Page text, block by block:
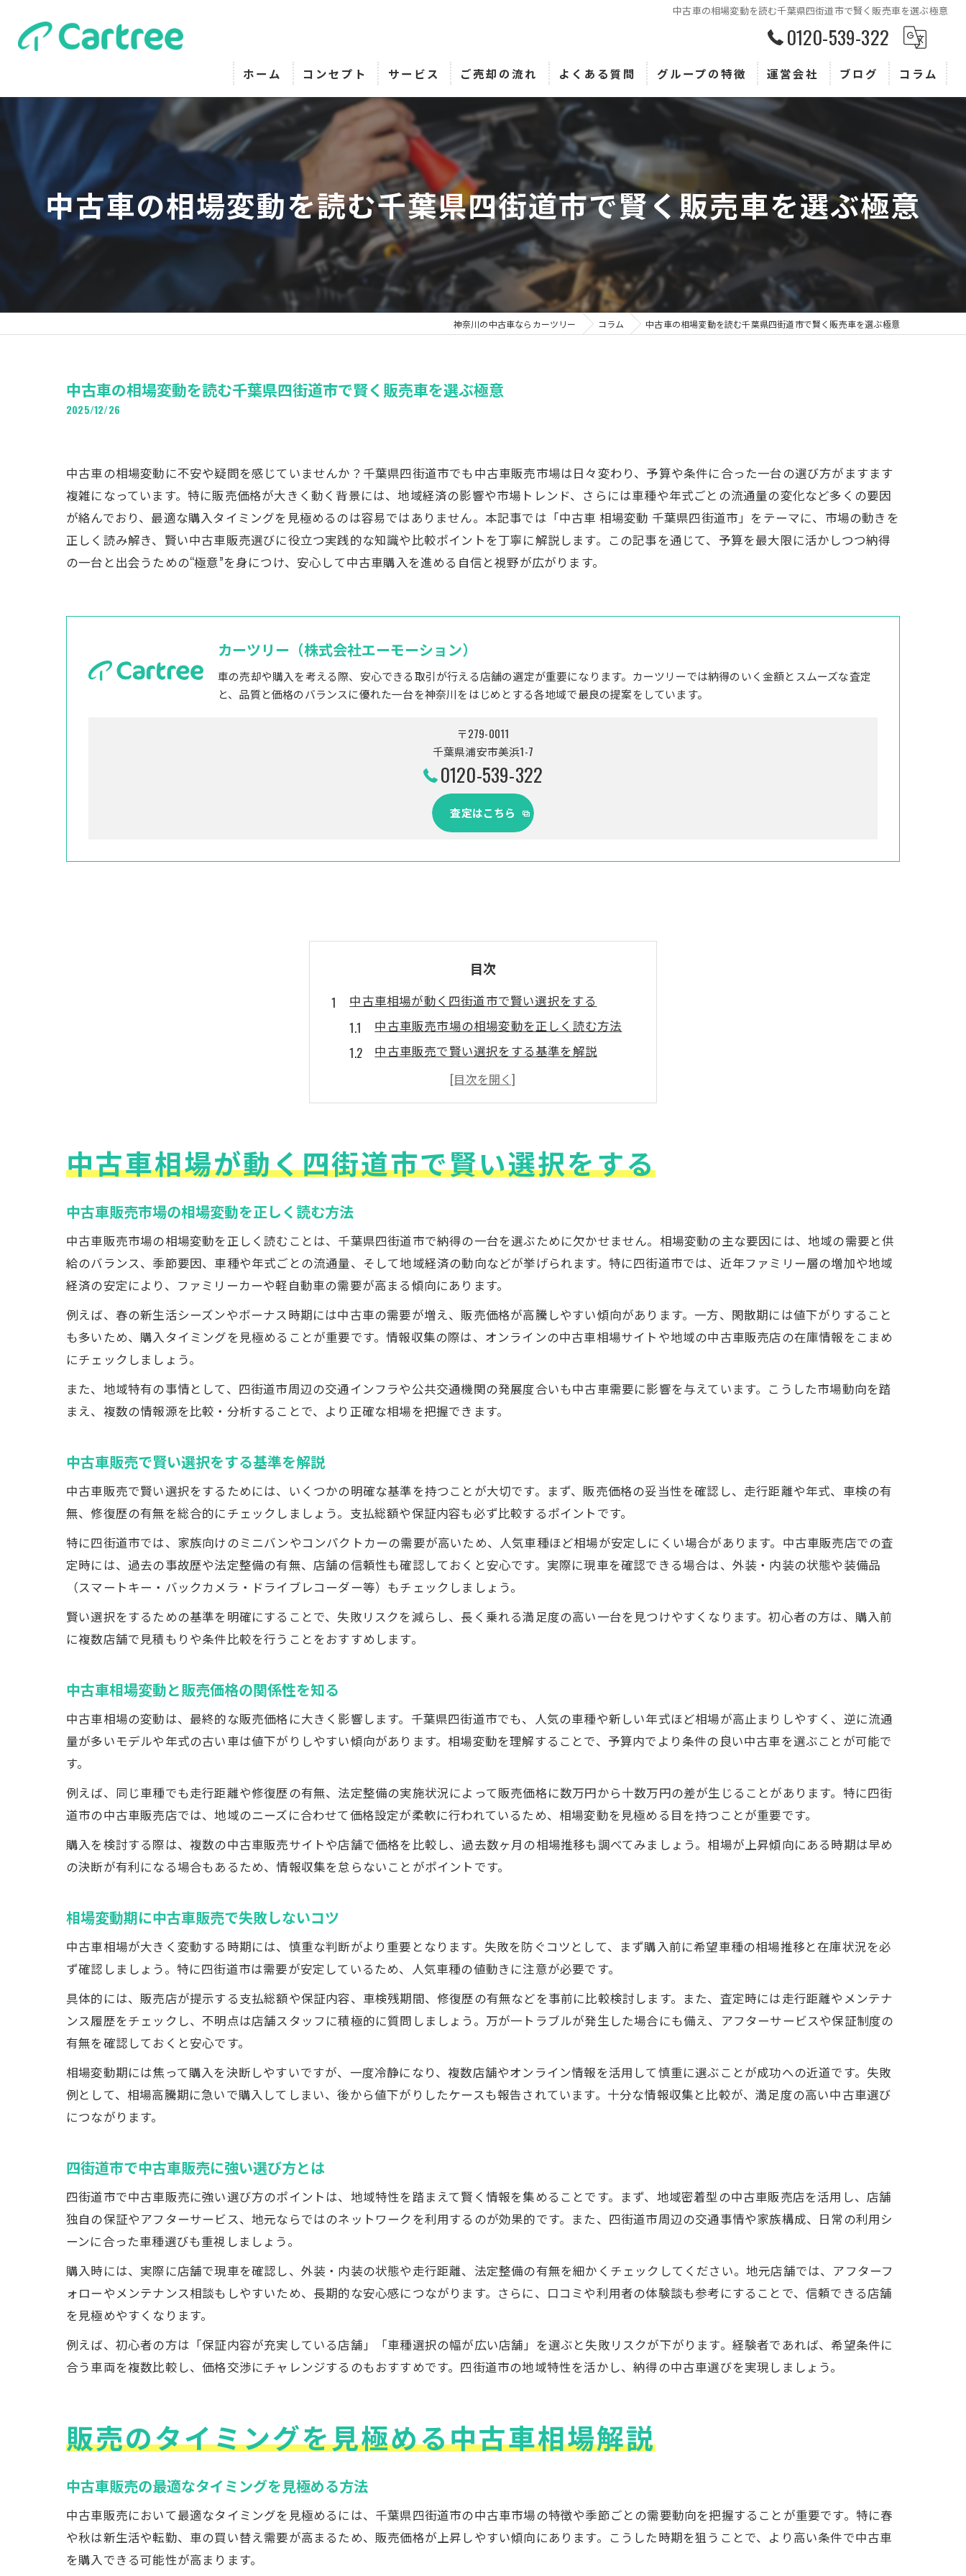
中古車の相場変動を読む千葉県四街道市で賢く販売車を選ぶ極意
0120-539-322
ホーム コンセプト サービス ご売却の流れ よくある質問 グループの特徴
買取
販売
トヨタ
運営会社 ブログ コラム
中古車の相場変動を読む千葉県四街道市で賢く販売車を選ぶ極意
神奈川の中古車ならカーツリー コラム 中古車の相場変動を読む千葉県四街道市で賢く販売車を選ぶ極意
中古車の相場変動を読む千葉県四街道市で賢く販売車を選ぶ極意
2025/12/26
中古車の相場変動に不安や疑問を感じていませんか？千葉県四街道市でも中古車販売市場は日々変わり、予算や条件に合った一台の選び方がますます
複雑になっています。特に販売価格が大きく動く背景には、地域経済の影響や市場トレンド、さらには車種や年式ごとの流通量の変化など多くの要因
が絡んでおり、最適な購入タイミングを見極めるのは容易ではありません。本記事では「中古車 相場変動 千葉県四街道市」をテーマに、市場の動きを
正しく読み解き、賢い中古車販売選びに役立つ実践的な知識や比較ポイントを丁寧に解説します。この記事を通じて、予算を最大限に活かしつつ納得
の一台と出会うための“極意”を身につけ、安心して中古車購入を進める自信と視野が広がります。
カーツリー（株式会社エーモーション）
車の売却や購入を考える際、安心できる取引が行える店舗の選定が重要になります。カーツリーでは納得のいく金額とスムーズな査定
と、品質と価格のバランスに優れた一台を神奈川をはじめとする各地域で最良の提案をしています。
〒279-0011
千葉県浦安市美浜1-7
0120-539-322
査定はこちら
目次
中古車相場が動く四街道市で賢い選択をする
中古車販売市場の相場変動を正しく読む方法
中古車販売で賢い選択をする基準を解説
中古車相場変動と販売価格の関係性を知る
相場変動期に中古車販売で失敗しないコツ
販売のタイミングを見極める中古車相場解説
中古車販売の最適なタイミングを見極める方法
市場動向を元にした中古車販売の時期判断
販売時期の違いが中古車販売に与える影響
中古車販売市場の動きと相場変動の最新傾向
中古車販売と地域経済の関係を分析する
中古車販売で損を防ぐ選択と見極めポイント
中古車販売で成功するための実践的な工夫
中古車販売の価格交渉で気を付けたい点
中古車販売の新しい選び方とチェックポイント
中古車販売で賢く選ぶための最新トレンド
中古車販売の相場知識が価格交渉に有利な訳
中古車販売で得するための相場活用術とは
中古車相場が動く四街道市で賢い選択をする
中古車販売市場の相場変動を正しく読む方法
中古車販売市場の相場変動を正しく読むことは、千葉県四街道市で納得の一台を選ぶために欠かせません。相場変動の主な要因には、地域の需要と供
給のバランス、季節要因、車種や年式ごとの流通量、そして地域経済の動向などが挙げられます。特に四街道市では、近年ファミリー層の増加や地域
経済の安定により、ファミリーカーや軽自動車の需要が高まる傾向にあります。
例えば、春の新生活シーズンやボーナス時期には中古車の需要が増え、販売価格が高騰しやすい傾向があります。一方、閑散期には値下がりすること
も多いため、購入タイミングを見極めることが重要です。情報収集の際は、オンラインの中古車相場サイトや地域の中古車販売店の在庫情報をこまめ
にチェックしましょう。
また、地域特有の事情として、四街道市周辺の交通インフラや公共交通機関の発展度合いも中古車需要に影響を与えています。こうした市場動向を踏
まえ、複数の情報源を比較・分析することで、より正確な相場を把握できます。
中古車販売で賢い選択をする基準を解説
中古車販売で賢い選択をするためには、いくつかの明確な基準を持つことが大切です。まず、販売価格の妥当性を確認し、走行距離や年式、車検の有
無、修復歴の有無を総合的にチェックしましょう。支払総額や保証内容も必ず比較するポイントです。
特に四街道市では、家族向けのミニバンやコンパクトカーの需要が高いため、人気車種ほど相場が安定しにくい場合があります。中古車販売店での査
定時には、過去の事故歴や法定整備の有無、店舗の信頼性も確認しておくと安心です。実際に現車を確認できる場合は、外装・内装の状態や装備品
（スマートキー・バックカメラ・ドライブレコーダー等）もチェックしましょう。
賢い選択をするための基準を明確にすることで、失敗リスクを減らし、長く乗れる満足度の高い一台を見つけやすくなります。初心者の方は、購入前
に複数店舗で見積もりや条件比較を行うことをおすすめします。
中古車相場変動と販売価格の関係性を知る
中古車相場の変動は、最終的な販売価格に大きく影響します。千葉県四街道市でも、人気の車種や新しい年式ほど相場が高止まりしやすく、逆に流通
量が多いモデルや年式の古い車は値下がりしやすい傾向があります。相場変動を理解することで、予算内でより条件の良い中古車を選ぶことが可能で
す。
例えば、同じ車種でも走行距離や修復歴の有無、法定整備の実施状況によって販売価格に数万円から十数万円の差が生じることがあります。特に四街
道市の中古車販売店では、地域のニーズに合わせて価格設定が柔軟に行われているため、相場変動を見極める目を持つことが重要です。
購入を検討する際は、複数の中古車販売サイトや店舗で価格を比較し、過去数ヶ月の相場推移も調べてみましょう。相場が上昇傾向にある時期は早め
の決断が有利になる場合もあるため、情報収集を怠らないことがポイントです。
相場変動期に中古車販売で失敗しないコツ
中古車相場が大きく変動する時期には、慎重な判断がより重要となります。失敗を防ぐコツとして、まず購入前に希望車種の相場推移と在庫状況を必
ず確認しましょう。特に四街道市は需要が安定しているため、人気車種の値動きに注意が必要です。
具体的には、販売店が提示する支払総額や保証内容、車検残期間、修復歴の有無などを事前に比較検討します。また、査定時には走行距離やメンテナ
ンス履歴をチェックし、不明点は店舗スタッフに積極的に質問しましょう。万が一トラブルが発生した場合にも備え、アフターサービスや保証制度の
有無を確認しておくと安心です。
相場変動期には焦って購入を決断しやすいですが、一度冷静になり、複数店舗やオンライン情報を活用して慎重に選ぶことが成功への近道です。失敗
例として、相場高騰期に急いで購入してしまい、後から値下がりしたケースも報告されています。十分な情報収集と比較が、満足度の高い中古車選び
につながります。
四街道市で中古車販売に強い選び方とは
四街道市で中古車販売に強い選び方のポイントは、地域特性を踏まえて賢く情報を集めることです。まず、地域密着型の中古車販売店を活用し、店舗
独自の保証やアフターサービス、地元ならではのネットワークを利用するのが効果的です。また、四街道市周辺の交通事情や家族構成、日常の利用シ
ーンに合った車種選びも重視しましょう。
購入時には、実際に店舗で現車を確認し、外装・内装の状態や走行距離、法定整備の有無を細かくチェックしてください。地元店舗では、アフターフ
ォローやメンテナンス相談もしやすいため、長期的な安心感につながります。さらに、口コミや利用者の体験談も参考にすることで、信頼できる店舗
を見極めやすくなります。
例えば、初心者の方は「保証内容が充実している店舗」「車種選択の幅が広い店舗」を選ぶと失敗リスクが下がります。経験者であれば、希望条件に
合う車両を複数比較し、価格交渉にチャレンジするのもおすすめです。四街道市の地域特性を活かし、納得の中古車選びを実現しましょう。
販売のタイミングを見極める中古車相場解説
中古車販売の最適なタイミングを見極める方法
中古車販売において最適なタイミングを見極めるには、千葉県四街道市の中古車市場の特徴や季節ごとの需要動向を把握することが重要です。特に春
や秋は新生活や転勤、車の買い替え需要が高まるため、販売価格が上昇しやすい傾向にあります。こうした時期を狙うことで、より高い条件で中古車
を購入できる可能性が高まります。